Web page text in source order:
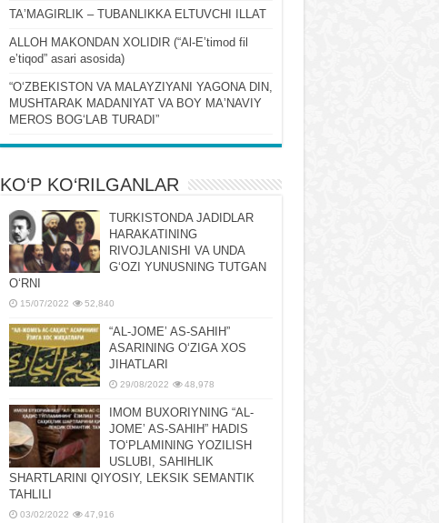
TAʼMAGIRLIK – TUBANLIKKA ELTUVCHI ILLAT
ALLOH MAKONDAN XOLIDIR (“Al-Eʼtimod fil
eʼtiqod” asari asosida)
“OʻZBEKISTON VA MALAYZIYANI YAGONA DIN,
MUSHTARAK MADANIYAT VA BOY MAʼNAVIY
MEROS BOGʻLAB TURADI”
KO‘P KO‘RILGANLAR
TURKISTONDA JADIDLAR
HARAKATINING
RIVOJLANISHI VA UNDA
GʻOZI YUNUSNING TUTGAN
OʻRNI
15/07/2022 52,840
“AL-JOMEʼ AS-SAHIH”
ASARINING OʻZIGA XOS
JIHATLARI
29/08/2022 48,978
IMOM BUXORIYNING “AL-
JOMEʼ AS-SAHIH” HADIS
TOʻPLAMINING YOZILISH
USLUBI, SAHIHLIK
SHARTLARINI QIYOSIY, LЕKSIK SЕMANTIK
TAHLILI
03/02/2022 47,916